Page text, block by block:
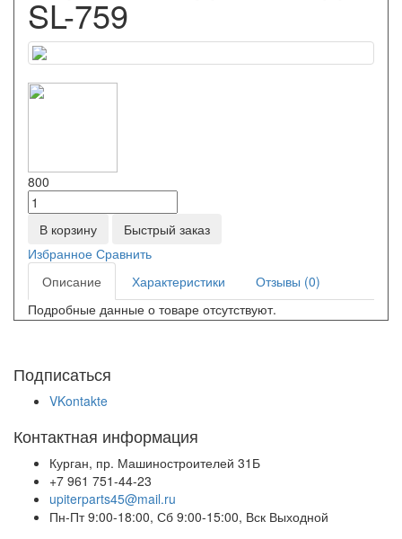
SL-759
800
В корзину
Быстрый заказ
Избранное Сравнить
Описание
Характеристики
Отзывы (0)
Подробные данные о товаре отсутствуют.
Подписаться
VKontakte
Контактная информация
Курган, пр. Машиностроителей 31Б
+7 961 751-44-23
upiterparts45@mail.ru
Пн-Пт 9:00-18:00, Сб 9:00-15:00, Вск Выходной